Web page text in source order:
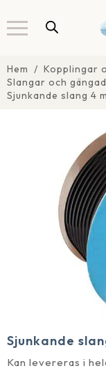
Hem
Kopplingar
Slangar och
Sjunkande slang 4
Sjunkande
Kan levereras i